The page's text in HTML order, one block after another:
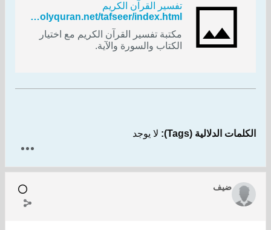
تفسير القرآن الكريم
http://www.holyquran.net/tafseer/index.html
مكتبة تفسير القرآن الكريم مع اختيار
الكتاب والسورة والآية.
الكلمات الدلالية (Tags): لا يوجد
ضيف